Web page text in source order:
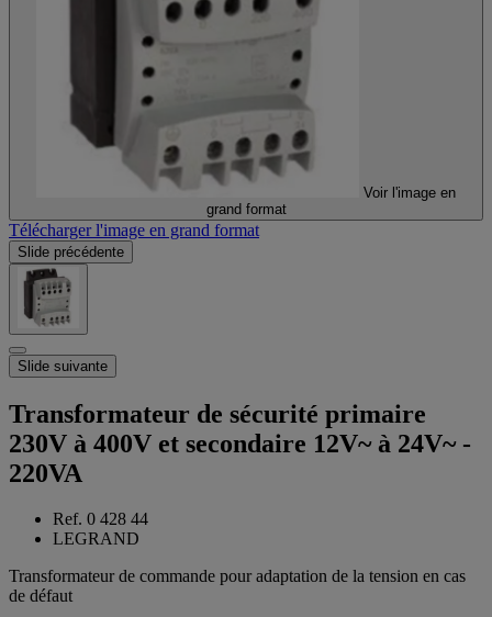
Voir l'image en
grand format
Télécharger l'image en grand format
Slide précédente
Slide suivante
Transformateur de sécurité primaire
230V à 400V et secondaire 12V~ à 24V~ -
220VA
Ref. 0 428 44
LEGRAND
Transformateur de commande pour adaptation de la tension en cas
de défaut